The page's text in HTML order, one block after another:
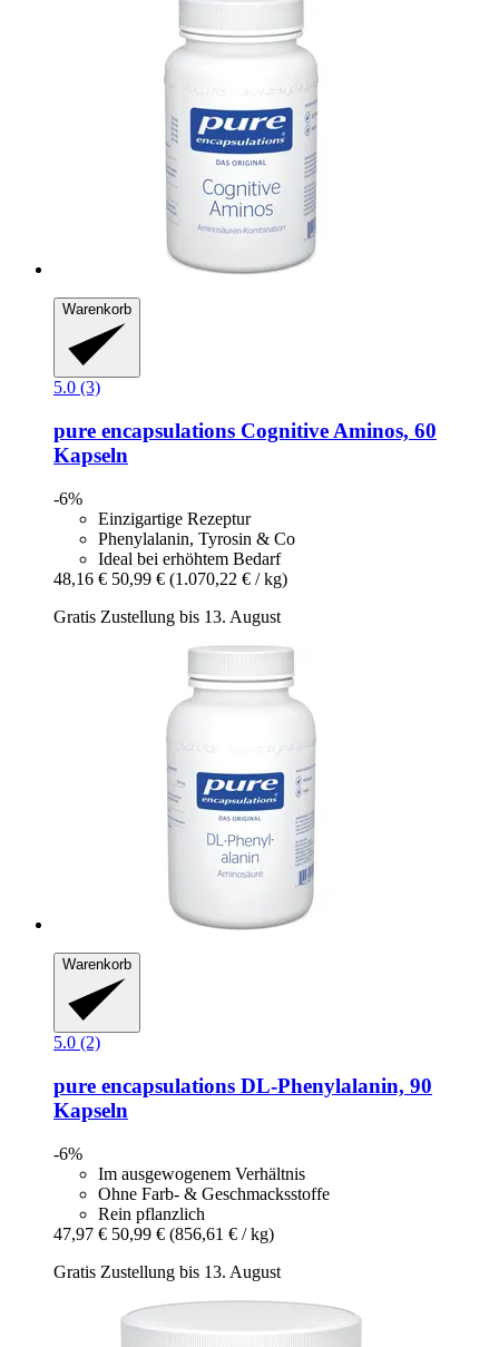
Warenkorb
5.0 (3)
pure encapsulations Cognitive Aminos, 60
Kapseln
-6%
Einzigartige Rezeptur
Phenylalanin, Tyrosin & Co
Ideal bei erhöhtem Bedarf
48,16 € 50,99 € (1.070,22 € / kg)
Gratis Zustellung bis 13. August
Warenkorb
5.0 (2)
pure encapsulations DL-​Phenylalanin, 90
Kapseln
-6%
Im ausgewogenem Verhältnis
Ohne Farb- & Geschmacksstoffe
Rein pflanzlich
47,97 € 50,99 € (856,61 € / kg)
Gratis Zustellung bis 13. August